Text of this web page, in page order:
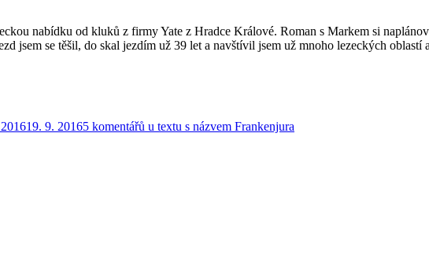
nabídku od kluků z firmy Yate z Hradce Králové. Roman s Markem si
jsem se těšil, do skal jezdím už 39 let a navštívil jsem už mnoho lezeckých
19. 9. 20165 komentářů u textu s názvem Frankenjura